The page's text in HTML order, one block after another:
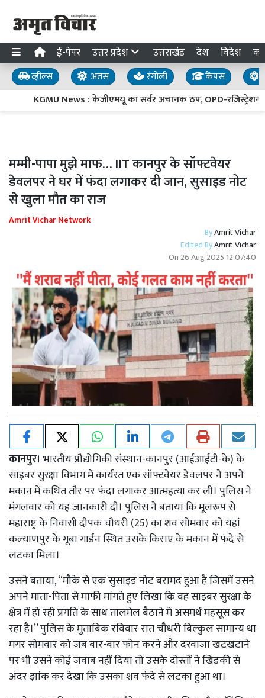
ई-पेपर उत्तर प्रदेश उत्तराखंड देश विदेश
व्हील्स अंतस रंगोली कैंपस
KGMU News : केजीएमयू का सर्वर अचानक ठप, OPD-रजिस्ट्रेशन
मम्मी-पापा मुझे माफ… IIT कानपुर के सॉफ्टवेयर
डेवलपर ने घर में फंदा लगाकर दी जान, सुसाइड नोट
से खुला मौत का राज
Amrit Vichar Network
ByAmrit Vichar
Edited ByAmrit Vichar
On 26 Aug 2025 12:07:40
कानपुर।भारतीय प्रौद्योगिकी संस्थान-कानपुर (आईआईटी-के) के
साइबर सुरक्षा विभाग में कार्यरत एक सॉफ्टवेयर डेवलपर ने अपने
मकान में कथित तौर पर फंदा लगाकर आत्महत्या कर ली। पुलिस ने
मंगलवार को यह जानकारी दी। पुलिस ने बताया कि मूलरूप से
महाराष्ट्र के निवासी दीपक चौधरी (25) का शव सोमवार को यहां
कल्याणपुर के गूबा गार्डन स्थित उसके किराए के मकान में फंदे से
लटका मिला।
उसने बताया, ‘‘मौके से एक सुसाइड नोट बरामद हुआ है जिसमें उसने
अपने माता-पिता से माफी मांगते हुए लिखा कि वह साइबर सुरक्षा के
क्षेत्र में हो रही प्रगति के साथ तालमेल बैठाने में असमर्थ महसूस कर
रहा है।’’ पुलिस के मुताबिक रविवार रात चौधरी बिल्कुल सामान्य था
मगर सोमवार को जब बार-बार फोन करने और दरवाजा खटखटाने
पर भी उसने कोई जवाब नहीं दिया तो उसके दोस्तों ने खिड़की से
अंदर झांक कर देखा कि उसका शव फंदे से लटका हुआ था।